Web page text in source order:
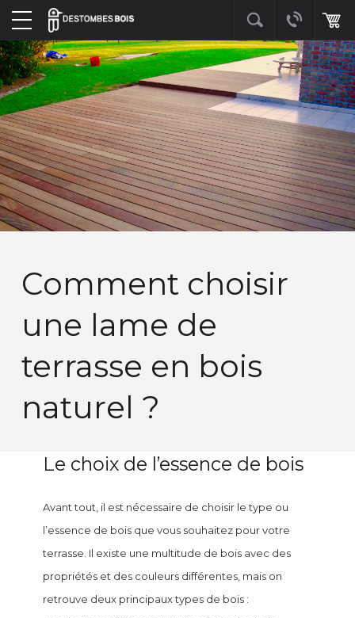
Comment choisir
une lame de
terrasse en bois
naturel ?
Le choix de l’essence de bois
Avant tout, il est nécessaire de choisir le type ou
l’essence de bois que vous souhaitez pour votre
terrasse. Il existe une multitude de bois avec des
propriétés et des couleurs différentes, mais on
retrouve deux principaux types de bois :